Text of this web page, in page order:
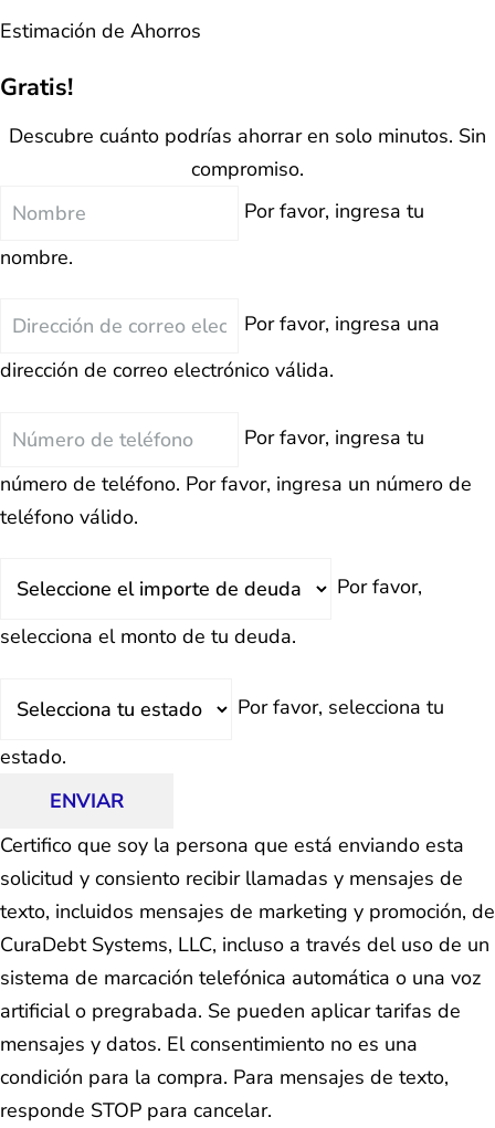
Estimación de Ahorros
Gratis!
Descubre cuánto podrías ahorrar en solo minutos. Sin
compromiso.
Nombre
Por favor, ingresa tu
nombre.
Correo
Por favor, ingresa una
dirección de correo electrónico válida.
Teléfono
Por favor, ingresa tu
número de teléfono. Por favor, ingresa un número de
teléfono válido.
Por favor,
selecciona el monto de tu deuda.
Por favor, selecciona tu
estado.
ENVIAR
Certifico que soy la persona que está enviando esta
solicitud y consiento recibir llamadas y mensajes de
texto, incluidos mensajes de marketing y promoción, de
CuraDebt Systems, LLC, incluso a través del uso de un
sistema de marcación telefónica automática o una voz
artificial o pregrabada. Se pueden aplicar tarifas de
mensajes y datos. El consentimiento no es una
condición para la compra. Para mensajes de texto,
responde STOP para cancelar.